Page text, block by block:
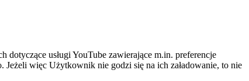
usługi YouTube zawierające m.in. preferencje
więc Użytkownik nie godzi się na ich załadowanie, to nie